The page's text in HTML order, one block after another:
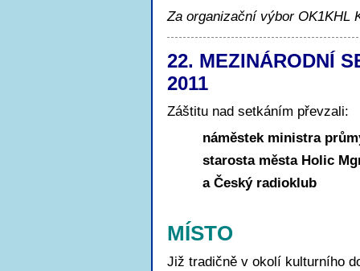
Za organizační výbor OK1KHL
22. MEZINÁRODNÍ
2011
Záštitu nad setkáním převzali:
náměstek ministra
starosta města Holic
a Český radioklub
MÍSTO
Již tradičně v okolí kulturního